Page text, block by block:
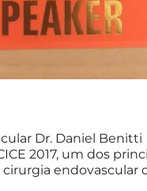
Dr. Daniel Benitti
2017, um dos
endovascular